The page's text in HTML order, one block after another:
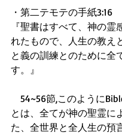
・第二テモテの手紙3:16
『聖書はすべて、神の霊
れたもので、人生の教え
と義の訓練とのために全
す。』
54~56節,このように
とは、全てが神の聖霊に
た、全世界と全人生の預